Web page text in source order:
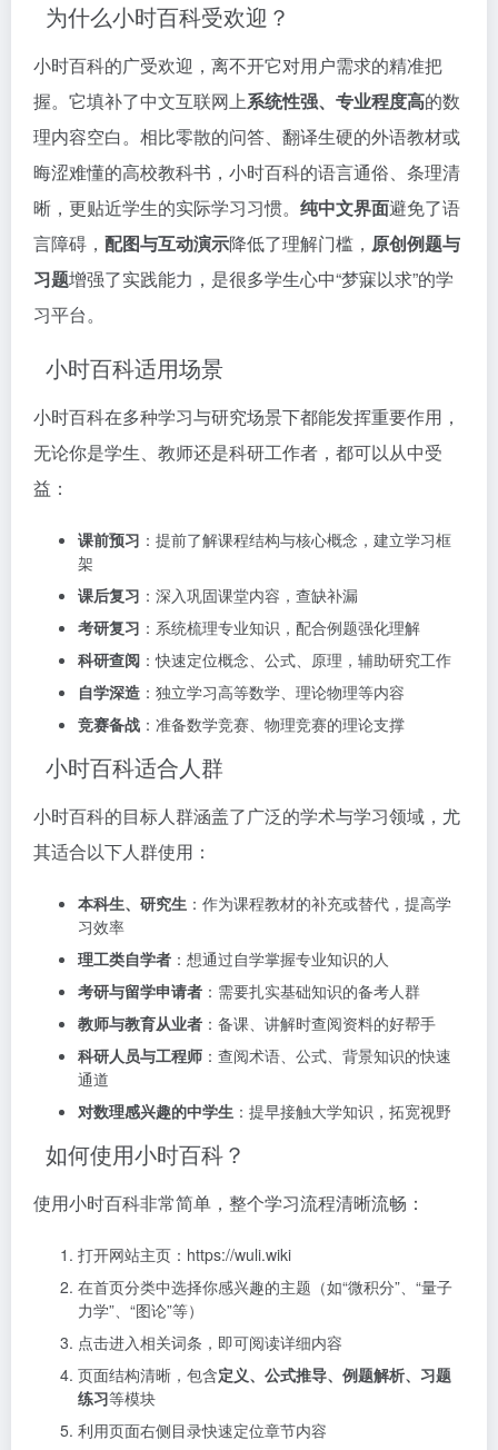
为什么小时百科受欢迎？
小时百科的广受欢迎，离不开它对用户需求的精准把
握。它填补了中文互联网上系统性强、专业程度高的数
理内容空白。相比零散的问答、翻译生硬的外语教材或
晦涩难懂的高校教科书，小时百科的语言通俗、条理清
晰，更贴近学生的实际学习习惯。 纯中文界面避免了语
言障碍， 配图与互动演示降低了理解门槛， 原创例题与
习题增强了实践能力，是很多学生心中“梦寐以求”的学
习平台。
小时百科适用场景
小时百科在多种学习与研究场景下都能发挥重要作用，
无论你是学生、教师还是科研工作者，都可以从中受
益：
课前预习 ：提前了解课程结构与核心概念，建立学习框
架
课后复习 ：深入巩固课堂内容，查缺补漏
考研复习 ：系统梳理专业知识，配合例题强化理解
科研查阅 ：快速定位概念、公式、原理，辅助研究工作
自学深造 ：独立学习高等数学、理论物理等内容
竞赛备战 ：准备数学竞赛、物理竞赛的理论支撑
小时百科适合人群
小时百科的目标人群涵盖了广泛的学术与学习领域，尤
其适合以下人群使用：
本科生、研究生 ：作为课程教材的补充或替代，提高学
习效率
理工类自学者 ：想通过自学掌握专业知识的人
考研与留学申请者 ：需要扎实基础知识的备考人群
教师与教育从业者 ：备课、讲解时查阅资料的好帮手
科研人员与工程师 ：查阅术语、公式、背景知识的快速
通道
对数理感兴趣的中学生 ：提早接触大学知识，拓宽视野
如何使用小时百科？
使用小时百科非常简单，整个学习流程清晰流畅：
打开网站主页：https://wuli.wiki
在首页分类中选择你感兴趣的主题（如“微积分”、“量子
力学”、“图论”等）
点击进入相关词条，即可阅读详细内容
页面结构清晰，包含定义、公式推导、例题解析、习题
练习等模块
利用页面右侧目录快速定位章节内容